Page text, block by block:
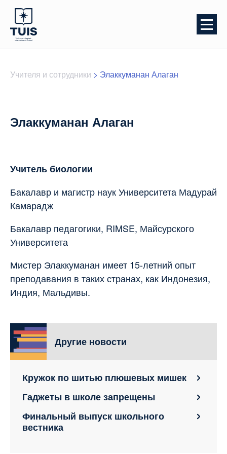
Учителя и сотрудники > Элаккуманан Алаган
Элаккуманан Алаган
Учитель биологии
Бакалавр и магистр наук Университета Мадурай
Камарадж
Бакалавр педагогики, RIMSE, Майсурского
Университета
Мистер Элаккуманан имеет 15-летний опыт
преподавания в таких странах, как Индонезия,
Индия, Мальдивы.
Другие новости
Кружок по шитью плюшевых мишек
Гаджеты в школе запрещены
Финальный выпуск школьного
вестника